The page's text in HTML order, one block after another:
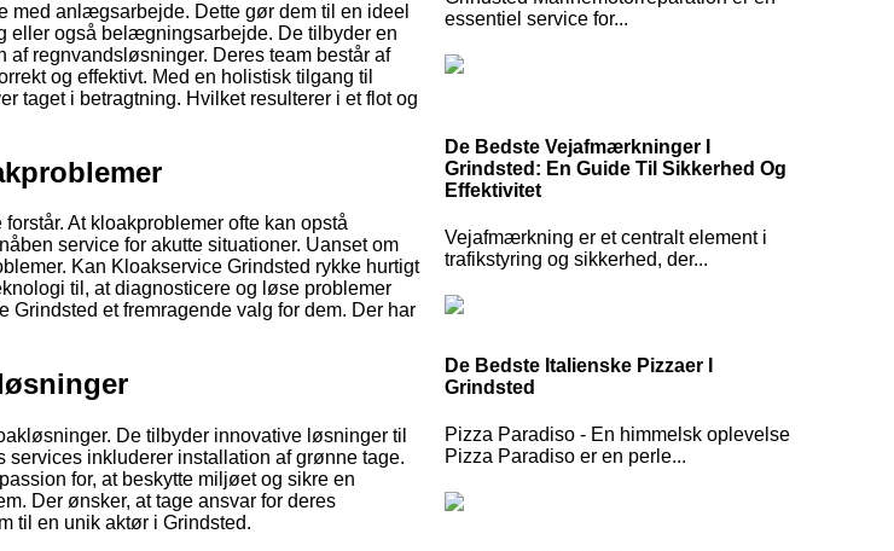
med anlægsarbejde. Dette gør dem til en ideel
eller også belægningsarbejde. De tilbyder en
regnvandsløsninger. Deres team består af
og effektivt. Med en holistisk tilgang til
taget i betragtning. Hvilket resulterer i et flot og
At kloakproblemer ofte kan opstå
service for akutte situationer. Uanset om
Kan Kloakservice Grindsted rykke hurtigt
til, at diagnosticere og løse problemer
et fremragende valg for dem. Der har
De tilbyder innovative løsninger til
inkluderer installation af grønne tage.
for, at beskytte miljøet og sikre en
Der ønsker, at tage ansvar for deres
til en unik aktør i Grindsted.
essentiel service for...
De Bedste Vejafmærkninger I
Grindsted: En Guide Til Sikkerhed Og
Effektivitet
Vejafmærkning er et centralt element i
trafikstyring og sikkerhed, der...
De Bedste Italienske Pizzaer I
Grindsted
Pizza Paradiso - En himmelsk oplevelse
Pizza Paradiso er en perle...